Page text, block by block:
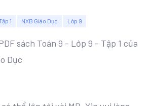
1 NXB Giáo Dục Lớp 9
sách Toán 9 - Lớp 9 - Tập 1 của
Dục